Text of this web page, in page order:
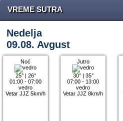
VREME SUTRA
Nedelja
09.08. Avgust
Noć
25°| 26°
01:00 - 07:00
vedro
Vetar JJZ 5km/h
Jutro
30°| 35°
07:00 - 13:00
vedro
Vetar JJZ 8km/h